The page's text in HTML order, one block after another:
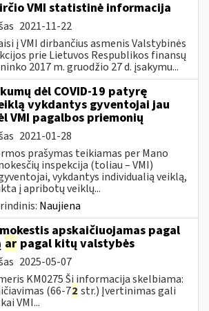
VMI statistinė informacija
2021-11-22
į VMI dirbančius asmenis Valstybinės
prie Lietuvos Respublikos finansų
2017 m. gruodžio 27 d. įsakymu...
dėl COVID-19 patyrę
vykdantys gyventojai jau
VMI pagalbos priemonių
2021-01-28
prašymas teikiamas per Mano
inspekcija (toliau – VMI)
vykdantys individualią veiklą,
į apribotų veiklų...
Naujiena
apskaičiuojamas pagal
ar pagal kitų valstybės
2025-05-07
KM0275 Ši informacija skelbiama:
(66-72 str.) Įvertinimas gali
VMI...